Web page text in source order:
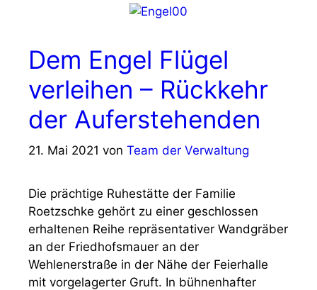
Dem Engel Flügel
verleihen – Rückkehr
der Auferstehenden
21. Mai 2021 von Team der Verwaltung
Die prächtige Ruhestätte der Familie
Roetzschke gehört zu einer geschlossen
erhaltenen Reihe repräsentativer Wandgräber
an der Friedhofsmauer an der
Wehlenerstraße in der Nähe der Feierhalle
mit vorgelagerter Gruft. In bühnenhafter